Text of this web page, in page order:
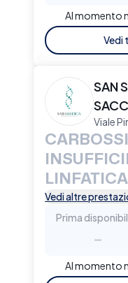
Al momento
Vedi
SAN
Viale
LINFATICA
Vedi altre
Prima
-
Al momento